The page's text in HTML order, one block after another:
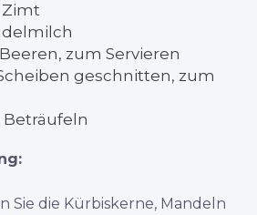
zum Servieren
geschnitten, zum
Sie die Kürbiskerne, Mandeln